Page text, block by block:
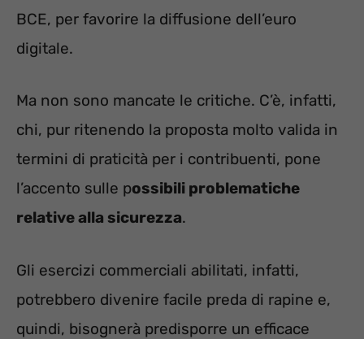
BCE, per favorire la diffusione dell’euro
digitale.
Ma non sono mancate le critiche. C’è, infatti,
chi, pur ritenendo la proposta molto valida in
termini di praticità per i contribuenti, pone
l’accento sulle possibili problematiche
relative alla sicurezza.
Gli esercizi commerciali abilitati, infatti,
potrebbero divenire facile preda di rapine e,
quindi, bisognerà predisporre un efficace